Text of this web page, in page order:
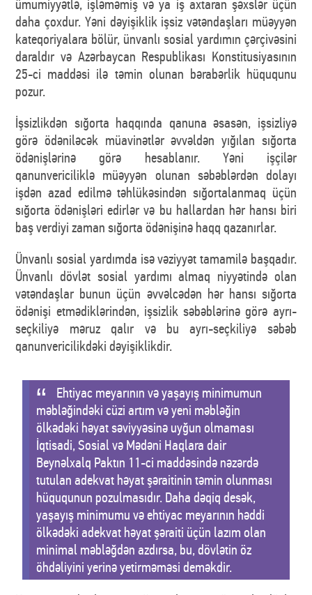
ümumiyyətlə, işləməmiş və ya iş axtaran şəxslər üçün
daha çoxdur. Yəni dəyişiklik işsiz vətəndaşları müəyyən
kateqoriyalara bölür, ünvanlı sosial yardımın çərçivəsini
daraldır və Azərbaycan Respublikası Konstitusiyasının
25-ci maddəsi ilə təmin olunan bərabərlik hüququnu
pozur.
İşsizlikdən sığorta haqqında qanuna əsasən, işsizliyə
görə ödəniləcək müavinətlər əvvəldən yığılan sığorta
ödənişlərinə görə hesablanır. Yəni işçilər
qanunvericiliklə müəyyən olunan səbəblərdən dolayı
işdən azad edilmə təhlükəsindən sığortalanmaq üçün
sığorta ödənişləri edirlər və bu hallardan hər hansı biri
baş verdiyi zaman sığorta ödənişinə haqq qazanırlar.
Ünvanlı sosial yardımda isə vəziyyət tamamilə başqadır.
Ünvanlı dövlət sosial yardımı almaq niyyətində olan
vətəndaşlar bunun üçün əvvəlcədən hər hansı sığorta
ödənişi etmədiklərindən, işsizlik səbəblərinə görə ayrı-
seçkiliyə məruz qalır və bu ayrı-seçkiliyə səbəb
qanunvericilikdəki dəyişiklikdir.
Ehtiyac meyarının və yaşayış minimumun
məbləğindəki cüzi artım və yeni məbləğin
ölkədəki həyat səviyyəsinə uyğun olmaması
İqtisadi, Sosial və Mədəni Haqlara dair
Beynəlxalq Paktın 11-ci maddəsində nəzərdə
tutulan adekvat həyat şəraitinin təmin olunması
hüququnun pozulmasıdır. Daha dəqiq desək,
yaşayış minimumu və ehtiyac meyarının həddi
ölkədəki adekvat həyat şəraiti üçün lazım olan
minimal məbləğdən azdırsa, bu, dövlətin öz
öhdəliyini yerinə yetirməməsi deməkdir.